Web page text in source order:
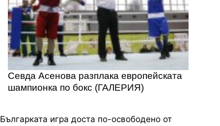
Севда Асенова разплака европейската
шампионка по бокс (ГАЛЕРИЯ)
Българката игра доста по-освободено от